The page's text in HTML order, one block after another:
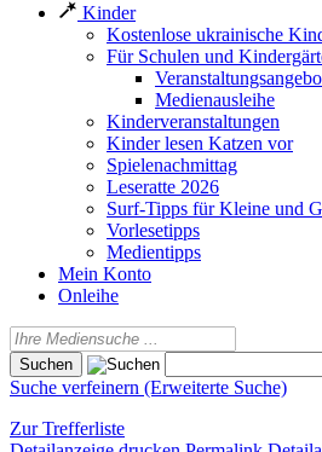
Kinder
Kostenlose ukrainische
Für Schulen und
Medienausleihe
Kinderveranstaltungen
Kinder lesen Katzen vor
Spielenachmittag
Leseratte 2026
Surf-Tipps für Kleine und
Vorlesetipps
Medientipps
Mein Konto
Onleihe
Suche verfeinern (Erweiterte Suche)
Zur Trefferliste